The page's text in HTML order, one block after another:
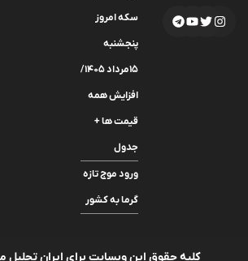
سکه امروز
پنجشنبه
۱۵مرداد ۱۴۰۵/
افزایش همه
قیمت ها +
جدول
ورود موج تازه
گرما به کشور
کلیه حقوق این وبسایت برای ایران